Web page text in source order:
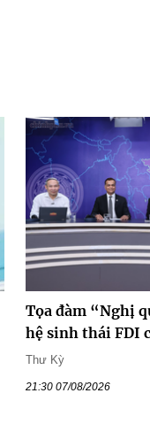
Tọa đàm “Nghị
hệ sinh thái FDI
Thư Kỳ
21:30 07/08/2026